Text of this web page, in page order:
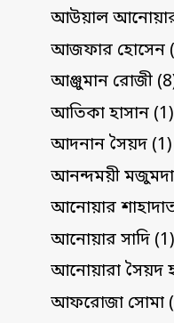
আউয়াল
আজফার হোসেন
আঞ্জুমান রোজী
আতিকা হাসান (1)
আদনান সৈয়দ (1)
আনন্দময়ী
আনোয়ার
আনোয়ার সাদি (1)
আনোয়ারা সৈয়দ
আফরোজা সোমা